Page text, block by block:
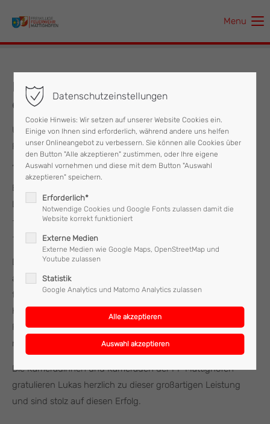
Der Eintrag "offcanvas-col1" existiert leider nicht.
Der Eintrag "offcanvas-col3" existiert leider nicht.
Der Eintrag "offcanvas-col4" existiert leider nicht.
Menu
Feuerwehrleistungsabzeichen in Gold
erfolgreich bestanden
Unser Kamerad Lukas Dax hat heute das
Feuerwehrleistungsabzeichen in Gold – auch als
„Feuerwehrmatura“ bekannt – erfolgreich bestanden.
Besonders erfreulich sind dabei seine hervorragenden
Leistungen:
- 2. Platz in der Bezirkswertung
- 12. Platz in der Landeswertung
Das Feuerwehrleistungsabzeichen in Gold zählt zu den
anspruchsvollsten Prüfungen im Feuerwehrwesen und
fordert umfangreiches Fachwissen sowie praktisches
Können in verschiedensten Bereichen des
Feuerwehrdienstes. Monatelange Vorbereitung ist dafür
nötig.
Die Kameradinnen und Kameraden der FF Mattighofen
gratulieren Lukas herzlich zu dieser großartigen Leistung
und sind stolz auf diesen Erfolg.
Datenschutzeinstellungen
Cookie Hinweis: Wir setzen auf unserer Website Cookies ein.
Einige von Ihnen sind erforderlich, während andere uns helfen
unser Onlineangebot zu verbessern. Sie können alle Cookies über
den Button "Alle akzeptieren" zustimmen, oder Ihre eigene
Auswahl vornehmen und diese mit dem Button "Auswahl
akzeptieren" speichern.
Erforderlich*
Notwendige Cookies und Google Fonts zulassen damit die
Website korrekt funktioniert
Externe Medien
Externe Medien wie Google Maps, OpenStreetMap und
Youtube zulassen
Statistik
Google Analytics und Matomo Analytics zulassen